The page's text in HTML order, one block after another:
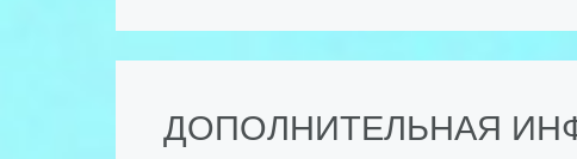
ДОПОЛНИТЕЛЬНАЯ